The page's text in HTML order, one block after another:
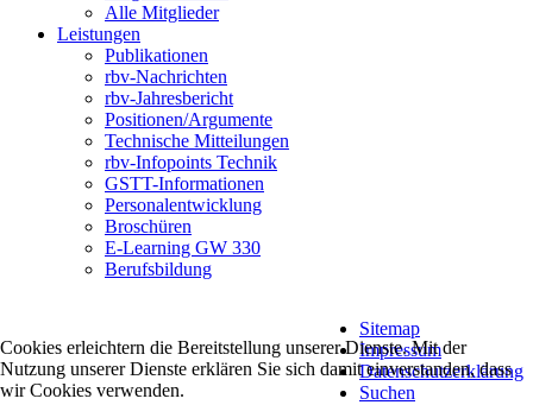
Alle Mitglieder
Leistungen
Publikationen
rbv-Nachrichten
rbv-Jahresbericht
Positionen/Argumente
Technische Mitteilungen
rbv-Infopoints Technik
GSTT-Informationen
Personalentwicklung
Broschüren
E-Learning GW 330
Berufsbildung
Sitemap
Impressum
Datenschutzerklärung
Suchen
Cookies erleichtern die Bereitstellung unserer Dienste. Mit der
Nutzung unserer Dienste erklären Sie sich damit einverstanden, dass
wir Cookies verwenden.